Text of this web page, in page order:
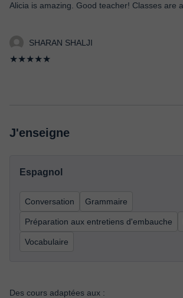
Alicia is amazing. Good teacher! Classes are
SHARAN SHALJI
★★★★★
J'enseigne
Espagnol
Conversation Grammaire
Préparation aux entretiens d'embauche
Vocabulaire
Des cours adaptées aux :